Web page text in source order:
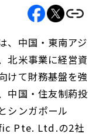
、中国・東南アジ
北米事業に経営資
けて財務基盤を強
中国・住友制葯投
シンガポール
Pte. Ltd.の2社